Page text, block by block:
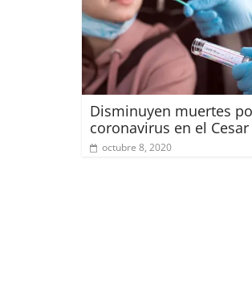
Disminuyen muertes
coronavirus en el Cesar
octubre 8, 2020